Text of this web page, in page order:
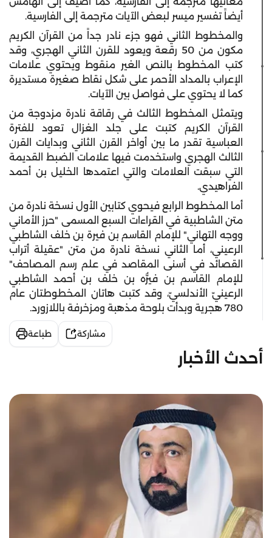
أيضاً تفسير ميسر لبعض الآيات مترجمة إلى الفارسية.
والمخطوط الثاني فهو جزء نادر جداً من القرآن الكريم
مكون من 50 رقعة ويعود للقرن الثاني الهجري، وقد
كتب المخطوط بالنص الغير منقوط ويحتوي علامات
الإعراب بالمداد الأحمر على شكل نقاط صغيرة مستديرة
كما لا يحتوي على فواصل بين الآيات.
ويتمثل المخطوط الثالث في رقاقة نادرة مزدوجة من
القرآن الكريم كتبت على جلد الغزال تعود للفترة
العباسية تقدر ما بين أواخر القرن الثاني وبدايات القرن
الثالث الهجري واستخدمت فيها علامات الضبط القديمة
التي سبقت العلامات والتي اعتمدها الخليل بن أحمد
الفراهيدي.
أما المخطوط الرابع فيحوي كتابين الأول نسخة نادرة من
متن الشاطبية في القراءات السبع المسمى "حرز الأماني
ووجه التهاني" للإمام القاسم بن فيرة بن خلف الشاطبي
الرعيني، أما الثاني نسخة نادرة من متن "عقيلة أتراب
القصائد في أسنى المقاصد في علم رسم المصاحف"
للإمام القاسم بن فيرُّه بن خلف بن أحمد الشاطبي
الرعينيّ الأندلسيّ، وقد كتبت هاتان المخطوطتان عام
780 هجرية وبدأت بلوحة مذهبة ومزخرفة باللازورد.
مشاركة طباعة
أحدث الأخبار